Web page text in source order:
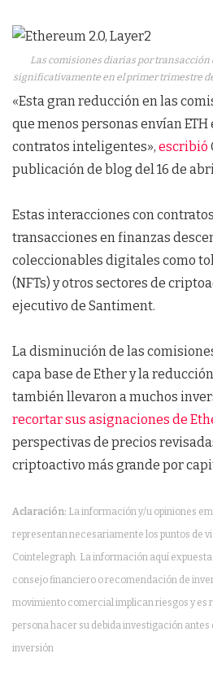
Las comisiones diarias por transacción
significativamente en el primer trimestre
«Esta gran reducción en las
que menos personas envían
contratos inteligentes», escribió
publicación de blog del 16 de
Estas interacciones con
transacciones en finanzas
coleccionables digitales como
(NFTs) y otros sectores de
ejecutivo de Santiment.
La disminución de las
capa base de Ether y la
también llevaron a muchos
recortar sus asignaciones de
perspectivas de precios
criptoactivo más grande por
Aclaración: La información y/u opiniones
representan necesariamente los puntos de
Cointelegraph. La información aquí
consejo financiero o recomendación de
movimiento comercial implican riesgos y es
persona hacer su debida investigación antes
inversión